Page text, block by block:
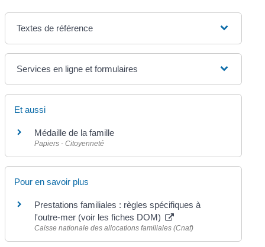
Textes de référence
Services en ligne et formulaires
Et aussi
Médaille de la famille
Papiers - Citoyenneté
Pour en savoir plus
Prestations familiales : règles spécifiques à
l'outre-mer (voir les fiches DOM)
Caisse nationale des allocations familiales (Cnaf)